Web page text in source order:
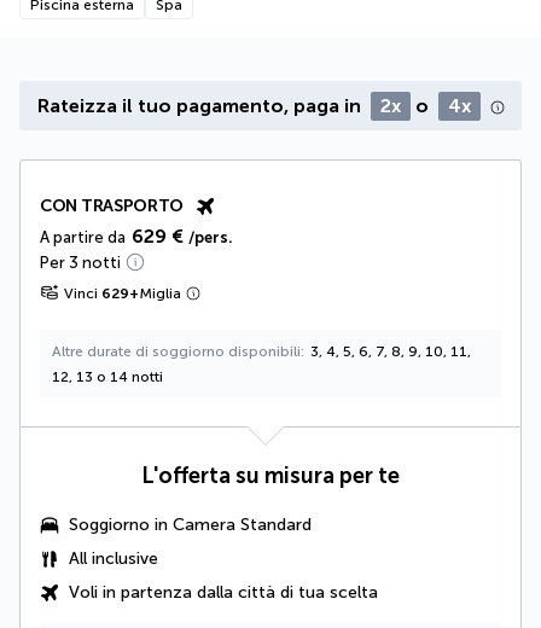
Piscina esterna Spa
Rateizza il tuo pagamento, paga in 2x o 4x
CON TRASPORTO
A partire da 629 € /pers.
Per 3 notti
Vinci 629+Miglia
Altre durate di soggiorno disponibili
3, 4, 5, 6, 7, 8, 9, 10, 11,
12, 13 o 14 notti
L'offerta su misura per te
Soggiorno in Camera Standard
All inclusive
Voli in partenza dalla città di tua scelta